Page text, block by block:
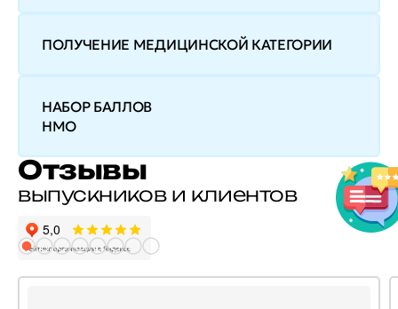
ПОЛУЧЕНИЕ МЕДИЦИНСКОЙ КАТЕГОРИИ
НАБОР БАЛЛОВ
НМО
Отзывы
выпускников и клиентов